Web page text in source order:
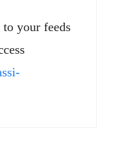
your feeds